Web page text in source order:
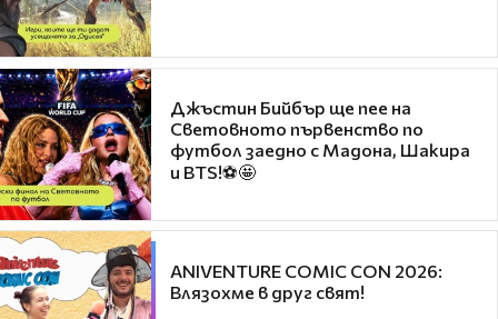
Джъстин Бийбър ще пее на
Световното първенство по
футбол заедно с Мадона, Шакира
и BTS!⚽🤩
ANIVENTURE COMIC CON 2026:
Влязохме в друг свят!